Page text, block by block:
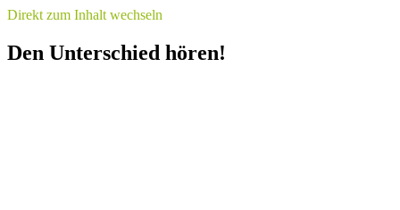
Direkt zum Inhalt wechseln
Den Unterschied hören!